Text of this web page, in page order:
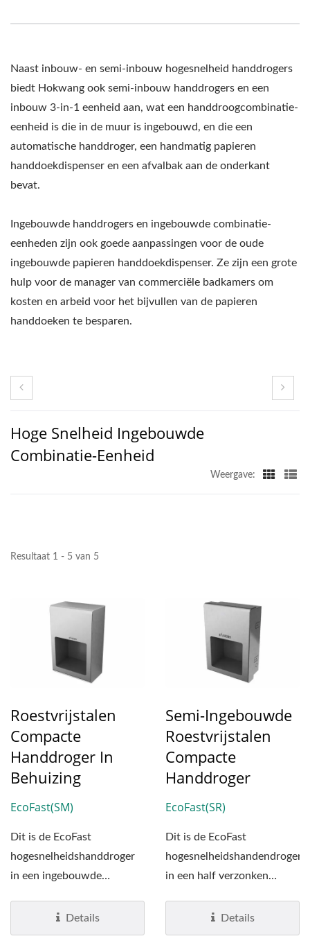
Naast inbouw- en semi-inbouw hogesnelheid handdrogers
biedt Hokwang ook semi-inbouw handdrogers en een
inbouw 3-in-1 eenheid aan, wat een handdroogcombinatie-
eenheid is die in de muur is ingebouwd, en die een
automatische handdroger, een handmatig papieren
handdoekdispenser en een afvalbak aan de onderkant
bevat.
Ingebouwde handdrogers en ingebouwde combinatie-
eenheden zijn ook goede aanpassingen voor de oude
ingebouwde papieren handdoekdispenser. Ze zijn een grote
hulp voor de manager van commerciële badkamers om
kosten en arbeid voor het bijvullen van de papieren
handdoeken te besparen.
Hoge Snelheid Ingebouwde
Combinatie-Eenheid
Weergave:
Resultaat 1 - 5 van 5
Roestvrijstalen
Compacte
Handdroger In
Behuizing
EcoFast(SM)
Dit is de EcoFast
hogesnelheidshanddroger
in een ingebouwde
Dit model...
Details
Semi-Ingebouwde
Roestvrijstalen
Compacte
Handdroger
EcoFast(SR)
Dit is de EcoFast
hogesnelheidshandendroger
in een half verzonken
apparaat...
Details